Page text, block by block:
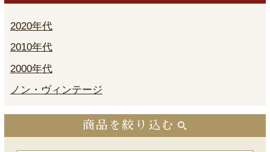
2020年代
2010年代
2000年代
ノン・ヴィンテージ
商品を絞り込む